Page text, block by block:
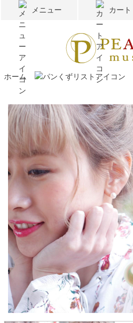
メニュー カート
ホーム